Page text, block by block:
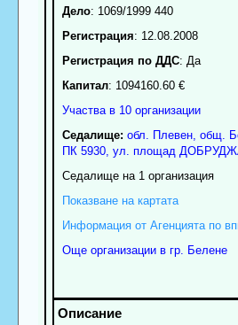
Дело: 1069/1999 440
Регистрация: 12.08.2008
Регистрация по ДДС: Да
Капитал: 1094160.60 €
Участва в 10 организации
Седалище: обл. Плевен, общ.
ПК 5930, ул. площад
Седалище на 1 организация
Показване на картата
Информация от Агенцията по
Още организации в гр. Белене